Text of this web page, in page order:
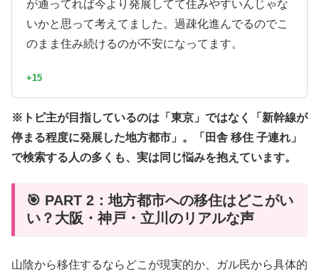
が通ってれば今より発展してて住みやすいんじゃな
いかと思って考えてました。過疎化進んでるのでこ
のまま住み続けるのが不安になってます。
+15
※トピ主が目指しているのは「東京」ではなく「新幹線が
停まる程度に発展した地方都市」。「田舎 移住 子連れ」
で検索する人の多くも、実は同じ悩みを抱えています。
🎯 PART 2：地方都市への移住はどこがい
い？大阪・神戸・立川のリアルな声
山陰から移住するならどこが現実的か、ガル民から具体的